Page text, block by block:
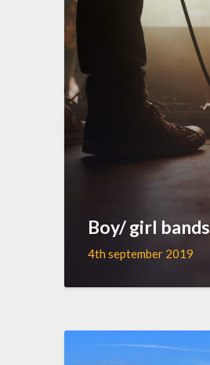
Boy/ girl bands
4th september 2019